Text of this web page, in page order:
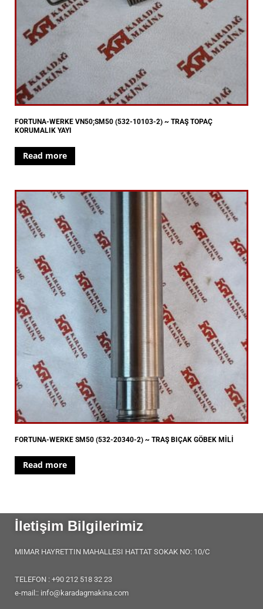
FORTUNA-WERKE VN50;SM50 (532-10103-2) ~ TRAŞ TOPAÇ
KORUMALIK YAYI
Read more
FORTUNA-WERKE SM50 (532-20340-2) ~ TRAŞ BIÇAK GÖBEK MİLİ
Read more
İletişim Bilgilerimiz
MIMAR HAYRETTIN MAHALLESI HATTAT SOKAK NO: 10/C
TELEFON : +90 212 518 32 23
e-mail:: info@karadagmakina.com